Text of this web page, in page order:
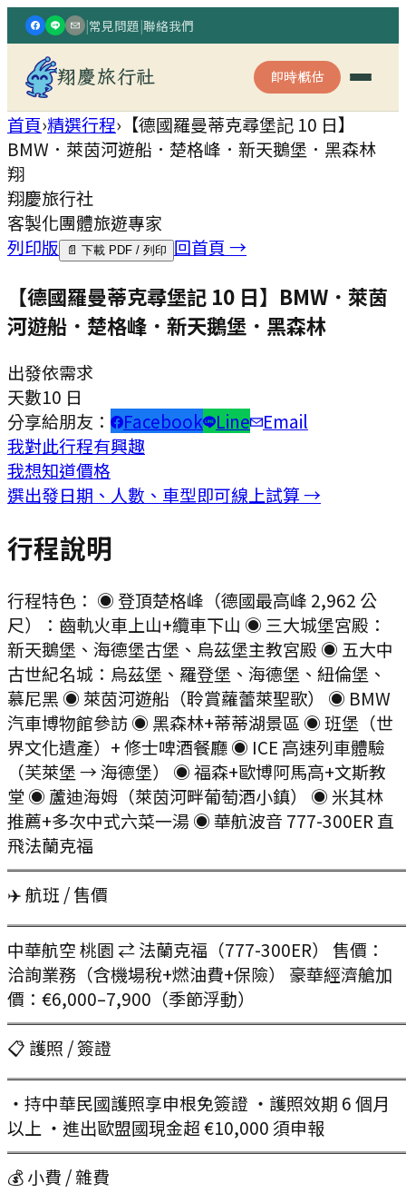
|常見問題|聯絡我們
翔慶旅行社 即時概估
首頁›精選行程› 【德國羅曼蒂克尋堡記 10 日】
BMW．萊茵河遊船．楚格峰．新天鵝堡．黑森林
翔
翔慶旅行社
客製化團體旅遊專家
列印版
📄 下載 PDF / 列印 回首頁 →
【德國羅曼蒂克尋堡記 10 日】BMW．萊茵
河遊船．楚格峰．新天鵝堡．黑森林
出發依需求
天數10 日
分享給朋友：
Facebook Line
Email
我對此行程有興趣
我想知道價格
選出發日期、人數、車型即可線上試算 →
行程說明
行程特色： ◉ 登頂楚格峰（德國最高峰 2,962 公
尺）：齒軌火車上山+纜車下山 ◉ 三大城堡宮殿：
新天鵝堡、海德堡古堡、烏茲堡主教宮殿 ◉ 五大中
古世紀名城：烏茲堡、羅登堡、海德堡、紐倫堡、
慕尼黑 ◉ 萊茵河遊船（聆賞蘿蕾萊聖歌） ◉ BMW
汽車博物館參訪 ◉ 黑森林+蒂蒂湖景區 ◉ 班堡（世
界文化遺產）+ 修士啤酒餐廳 ◉ ICE 高速列車體驗
（芙萊堡 → 海德堡） ◉ 福森+歐博阿馬高+文斯教
堂 ◉ 蘆迪海姆（萊茵河畔葡萄酒小鎮） ◉ 米其林
推薦+多次中式六菜一湯 ◉ 華航波音 777-300ER 直
飛法蘭克福
✈️ 航班 / 售價
中華航空 桃園 ⇄ 法蘭克福（777-300ER） 售價：
洽詢業務（含機場稅+燃油費+保險） 豪華經濟艙加
價：€6,000–7,900（季節浮動）
📋 護照 / 簽證
・持中華民國護照享申根免簽證 ・護照效期 6 個月
以上 ・進出歐盟國現金超 €10,000 須申報
💰 小費 / 雜費